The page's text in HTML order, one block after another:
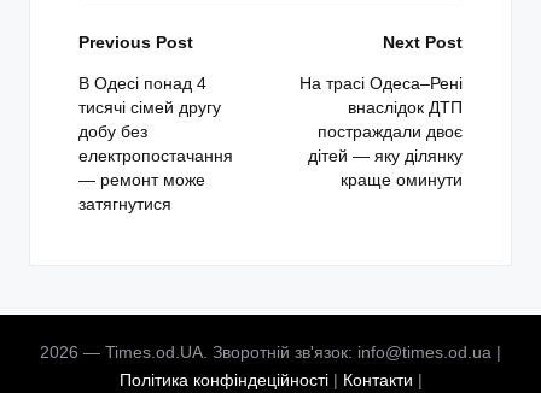
Post
navigation
Previous Post
В Одесі понад 4
тисячі сімей другу
добу без
електропостачання
— ремонт може
затягнутися
Next Post
На трасі Одеса–Рені
внаслідок ДТП
постраждали двоє
дітей — яку ділянку
краще оминути
2026 — Times.od.UA. Зворотній зв'язок: info@times.od.ua |
Політика конфіндеційності| Контакти